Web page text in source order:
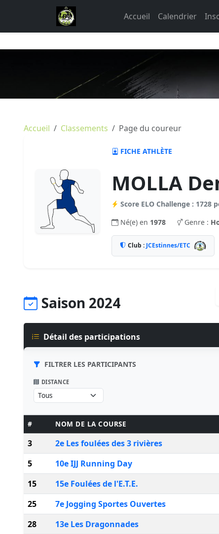
Accueil Calendrier
Accueil Classements Page du coureur
FICHE ATHLÈTE
MOLLA
Score ELO Challenge : 1728
Né(e) en 1978 Genre :
Club : JCEstinnes/ETC
Saison 2024
Détail des participations
FILTRER LES PARTICIPANTS
DISTANCE
# NOM DE LA COURSE
3 2e Les foulées des 3 rivières
5
10e IJJ Running Day
15 15e Foulées de l'E.T.E.
25
7e Jogging Sportes Ouvertes
28
13e Les Dragonnades